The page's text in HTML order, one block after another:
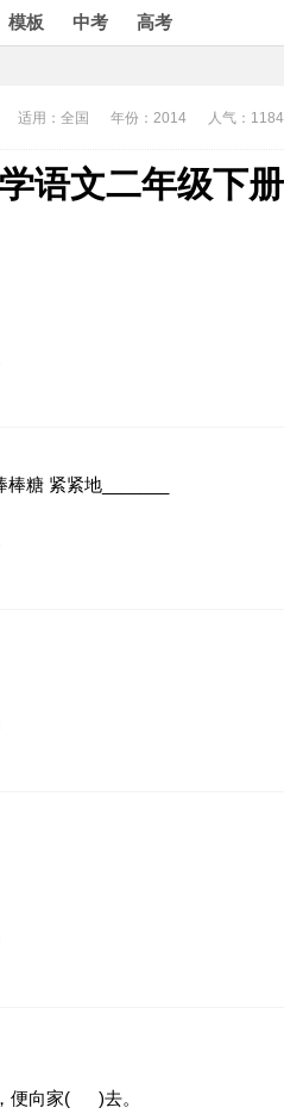
模板 中考 高考
适用：全国 年份：2014 人气：1184
语文二年级下
棒糖 紧紧地_______
便向家( )去。